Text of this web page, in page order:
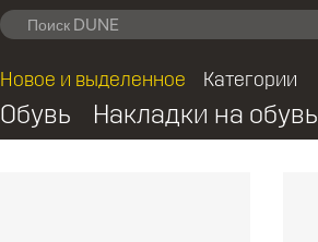
Новое и выделенное Категории
Обувь Накладки на обувь